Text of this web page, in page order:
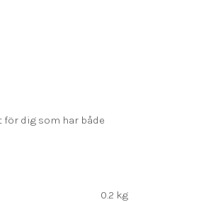
dig som har både
0.2 kg